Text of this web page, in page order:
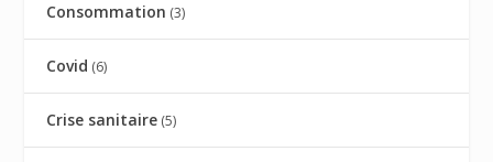
Consommation (3)
Covid (6)
Crise sanitaire (5)